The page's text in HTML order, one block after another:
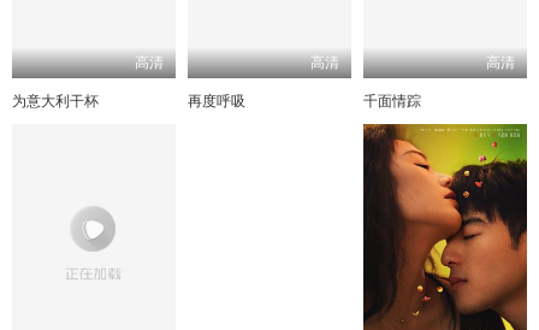
高清
为意大利干杯
高清
再度呼吸
高清
千面情踪